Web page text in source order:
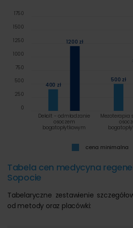
400 zł
500 zł
1200 zł
Dekolt - odmładzanie
osoczem
bogatopłytkowym
Mezoterapia
0
250
500
750
1000
1250
1500
1750
cena minimalna
Tabela cen medycyna
Sopocie
Tabelaryczne zestawienie
od metody oraz placówki: